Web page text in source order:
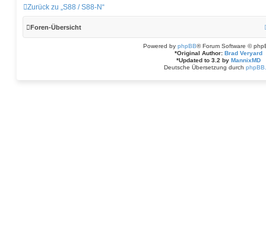
e
n
e
n
Zurück zu „S88 / S88-N“
Foren-Übersicht
Powered by phpBB® Forum Software ©
*Original Author: Brad Veryard
*Updated to 3.2 by MannixMD
Deutsche Übersetzung durch